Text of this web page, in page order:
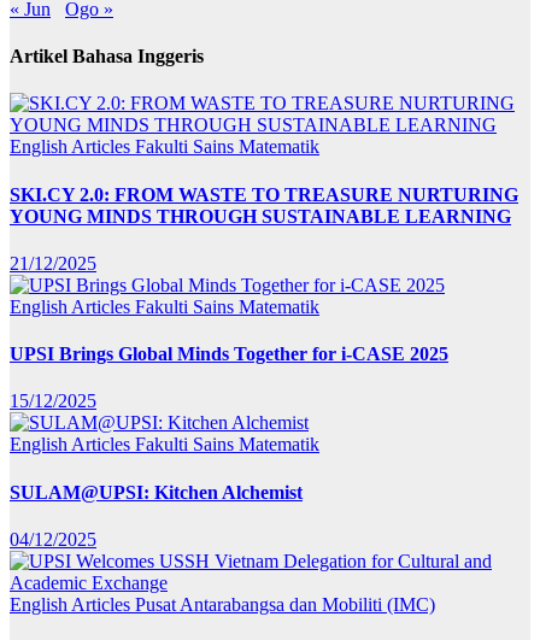
« Jun Ogo »
Artikel Bahasa Inggeris
English Articles Fakulti Sains Matematik
SKI.CY 2.0: FROM WASTE TO TREASURE NURTURING
YOUNG MINDS THROUGH SUSTAINABLE LEARNING
21/12/2025
English Articles Fakulti Sains Matematik
UPSI Brings Global Minds Together for i-CASE 2025
15/12/2025
English Articles Fakulti Sains Matematik
SULAM@UPSI: Kitchen Alchemist
04/12/2025
English Articles Pusat Antarabangsa dan Mobiliti (IMC)